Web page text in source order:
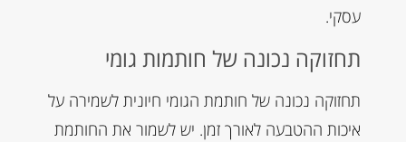
עסקי.
תחזוקה נכונה של חותמות גומי
תחזוקה נכונה של חותמת הגומי חיונית לשמירה על
איכות ההטבעה לאורך זמן. יש לשמור את החותמת